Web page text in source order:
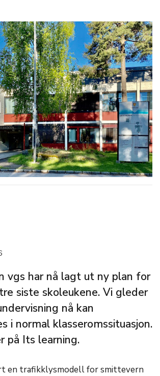
vgs har nå lagt ut ny plan for
siste skoleukene. Vi gleder
nå kan
i normal klasseromssituasjon.
på Its learning.
en trafikklysmodell for smittevern